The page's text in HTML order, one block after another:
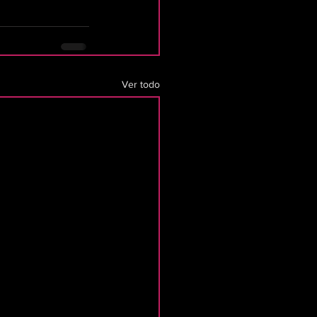
Ver todo